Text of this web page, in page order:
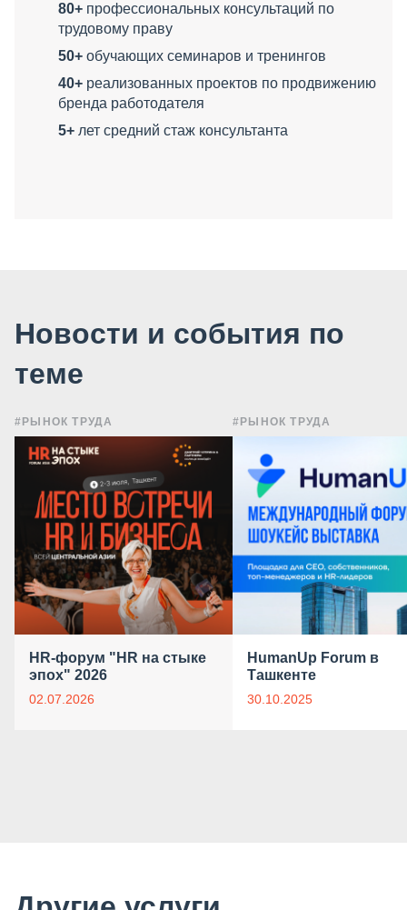
80+ профессиональных консультаций по
трудовому праву
50+ обучающих семинаров и тренингов
40+ реализованных проектов по продвижению
бренда работодателя
5+ лет средний стаж консультанта
Новости и события по
теме
#РЫНОК ТРУДА
HR-форум "HR на стыке
эпох" 2026
02.07.2026
#РЫНОК ТРУДА
HumanUp Forum в
Ташкенте
30.10.2025